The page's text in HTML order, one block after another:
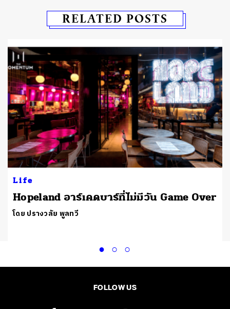
RELATED POSTS
Life
Hopeland อาร์เคดบาร์ที่ไม่มีวัน Game Over
โดย ปรางวลัย พูลทวี
FOLLOW US